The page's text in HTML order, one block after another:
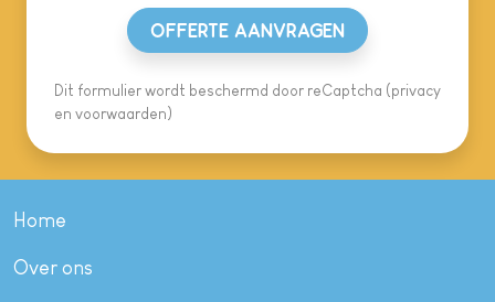
OFFERTE AANVRAGEN
Dit formulier wordt beschermd door reCaptcha (privacy
en voorwaarden)
Home
Over ons